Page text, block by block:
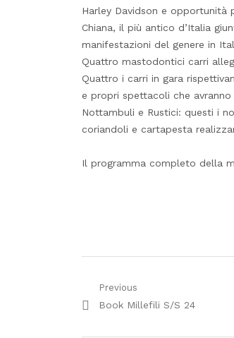
Harley Davidson e opportunità
Chiana, il più antico d’Italia
manifestazioni del genere in
Quattro mastodontici carri
Quattro i carri in gara
e propri spettacoli che
Nottambuli e Rustici: questi i
coriandoli e cartapesta
Il programma completo della
Navigazione
articoli
Previous
Previous
Book Millefili S/S 24